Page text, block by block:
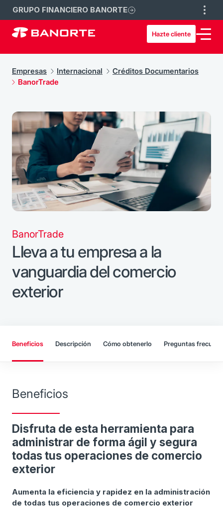
GRUPO FINANCIERO BANORTE
Hazte cliente
Empresas Internacional
Créditos Documentarios
BanorTrade
BanorTrade
Lleva a tu empresa a la
vanguardia del comercio
exterior
Beneficios Descripción Cómo obtenerlo Preguntas
Beneficios
Disfruta de esta herramienta para
administrar de forma ágil y segura
todas tus operaciones de comercio
exterior
Aumenta la eficiencia y rapidez en la administración
de todas tus operaciones de comercio exterior